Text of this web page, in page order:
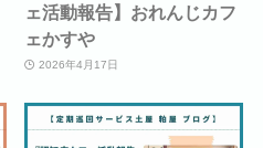
ェ活動報告】おれんじカフ
ェかすや
2026年4月17日